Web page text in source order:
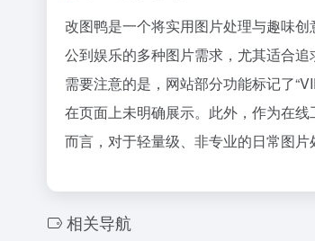
改图鸭是一个将实用图片处理与趣味
公到娱乐的多种图片需求，尤其适合
需要注意的是，网站部分功能标记了
在页面上未明确展示。此外，作为在
而言，对于轻量级、非专业的日常图片
相关导航